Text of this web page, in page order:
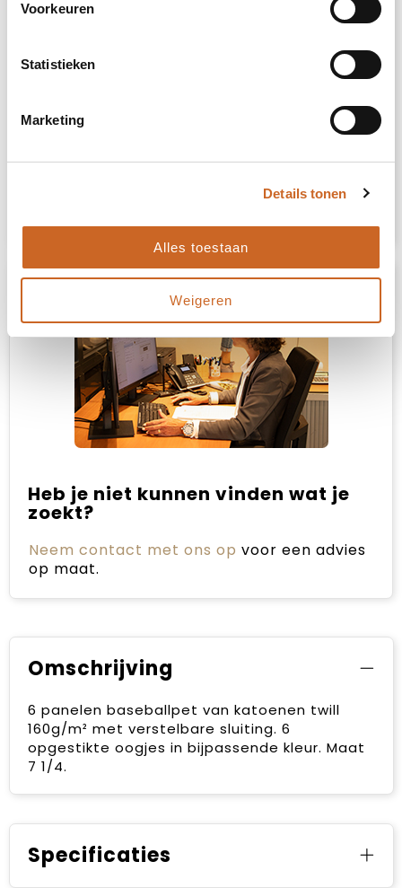
Voorkeuren
Statistieken
Marketing
Details tonen
Alles toestaan
Weigeren
Prijsopgave
Selecteer jouw opties voor de prijsopgave.
Vrijblijvende offerte
Heb je niet kunnen vinden wat je
zoekt?
Neem contact met ons op voor een advies
op maat.
Omschrijving
6 panelen baseballpet van katoenen twill
160g/m² met verstelbare sluiting. 6
opgestikte oogjes in bijpassende kleur. Maat
7 1/4.
Specificaties